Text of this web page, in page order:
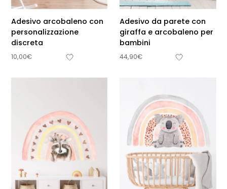
Adesivo arcobaleno con
personalizzazione
discreta
10,00€
Adesivo da parete con
giraffa e arcobaleno per
bambini
44,90€